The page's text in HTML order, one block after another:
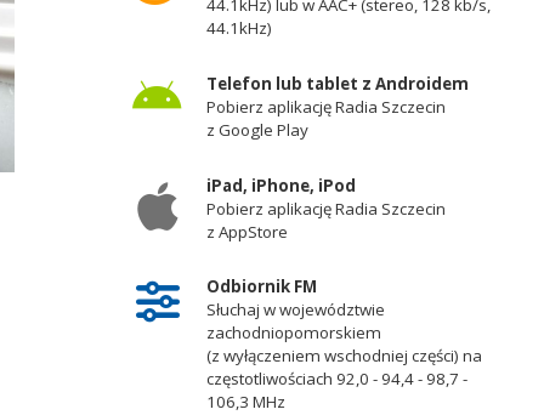
44.1kHz) lub w AAC+ (stereo, 128 kb/s,
44.1kHz)
Telefon lub tablet z Androidem
Pobierz aplikację Radia Szczecin
z Google Play
iPad, iPhone, iPod
Pobierz aplikację Radia Szczecin
z AppStore
Odbiornik FM
Słuchaj w województwie
zachodniopomorskiem
(z wyłączeniem wschodniej części) na
częstotliwościach 92,0 - 94,4 - 98,7 -
106,3 MHz